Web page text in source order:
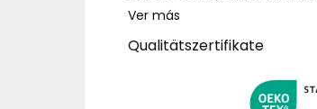
in den Größen S/48, M/50, L/
dem Wachstum des Kindes
Design macht sie leicht mit
Sommeroutfits kombinierbar.
mit UPF50 Sonnenschutz.
Ver más
Qualitätszertifikate